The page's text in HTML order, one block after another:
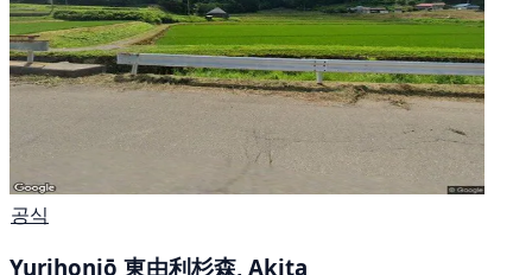
공식
Yurihonjō 東由利杉森, Akita